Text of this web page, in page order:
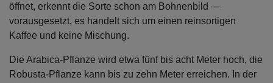
öffnet, erkennt die Sorte schon am Bohnenbild —
vorausgesetzt, es handelt sich um einen reinsortigen
Kaffee und keine Mischung.
Die Arabica-Pflanze wird etwa fünf bis acht Meter hoch, die
Robusta-Pflanze kann bis zu zehn Meter erreichen. In der